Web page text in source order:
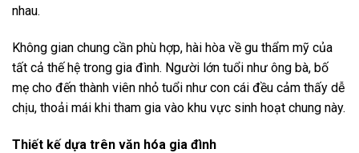
nhau.
Không gian chung cần phù hợp, hài hòa về gu thẩm mỹ của
tất cả thế hệ trong gia đình. Người lớn tuổi như ông bà, bố
mẹ cho đến thành viên nhỏ tuổi như con cái đều cảm thấy dễ
chịu, thoải mái khi tham gia vào khu vực sinh hoạt chung này.
Thiết kế dựa trên văn hóa gia đình